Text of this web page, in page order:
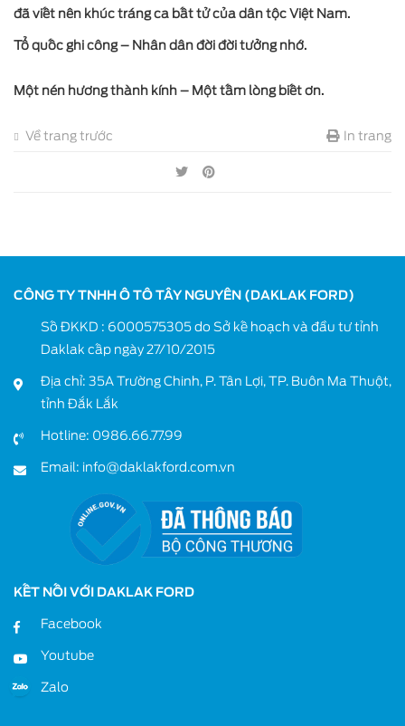
đã viết nên khúc tráng ca bất tử của dân tộc Việt Nam.
Tổ quốc ghi công – Nhân dân đời đời tưởng nhớ.
Một nén hương thành kính – Một tấm lòng biết ơn.
Về trang trước In trang
CÔNG TY TNHH Ô TÔ TÂY NGUYÊN (DAKLAK FORD)
Số ĐKKD : 6000575305 do Sở kế hoạch và đầu tư tỉnh
Daklak cấp ngày 27/10/2015
Địa chỉ: 35A Trường Chinh, P. Tân Lợi, TP. Buôn Ma Thuột,
tỉnh Đắk Lắk
Hotline: 0986.66.77.99
Email: info@daklakford.com.vn
KẾT NỐI VỚI DAKLAK FORD
Facebook
Youtube
Zalo